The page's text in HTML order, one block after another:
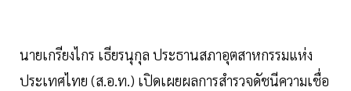
นายเกรียงไกร เธียรนุกุล ประธานสภาอุตสาหกรรมแห่ง
ประเทศไทย (ส.อ.ท.) เปิดเผยผลการสำรวจดัชนีความเชื่อ